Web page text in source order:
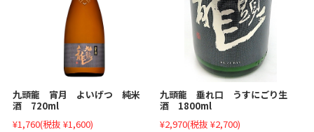
九頭龍 宵月 よいげつ 純米
酒 720ml
¥1,760(税抜 ¥1,600)
九頭龍 垂れ口 うすにごり生
酒 1800ml
¥2,970(税抜 ¥2,700)